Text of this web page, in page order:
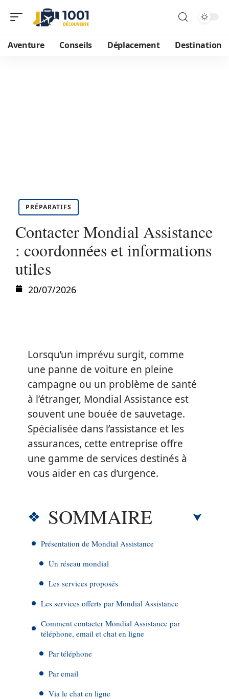
Aventure Conseils Déplacement Destination
PRÉPARATIFS
Contacter Mondial Assistance
: coordonnées et informations
utiles
20/07/2026
Lorsqu’un imprévu surgit, comme
une panne de voiture en pleine
campagne ou un problème de santé
à l’étranger, Mondial Assistance est
souvent une bouée de sauvetage.
Spécialisée dans l’assistance et les
assurances, cette entreprise offre
une gamme de services destinés à
vous aider en cas d’urgence.
SOMMAIRE
Présentation de Mondial Assistance
Un réseau mondial
Les services proposés
Les services offerts par Mondial Assistance
Comment contacter Mondial Assistance par
téléphone, email et chat en ligne
Par téléphone
Par email
Via le chat en ligne